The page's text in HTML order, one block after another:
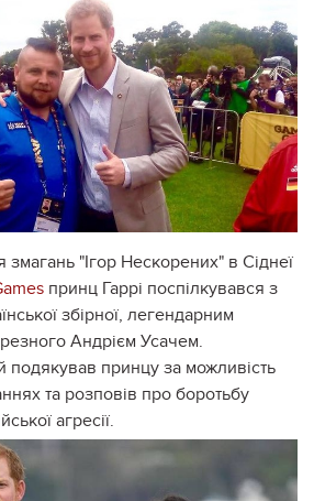
"Ігор Нескорених" в Сіднеї
принц Гаррі поспілкувався з
збірної, легендарним
Андрієм Усачем.
подякував принцу за можливість
та розповів про боротьбу
агресії.